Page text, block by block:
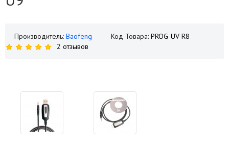
Производитель: Baofeng Код Товара: PROG-UV-R8
2 отзывов